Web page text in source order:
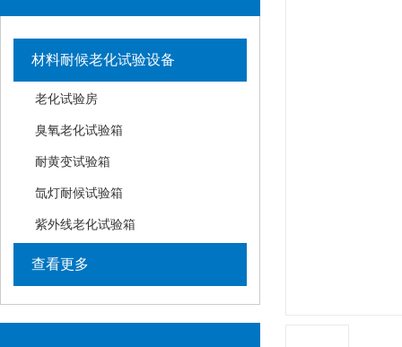
材料耐候老化试验设备
老化试验房
臭氧老化试验箱
耐黄变试验箱
氙灯耐候试验箱
紫外线老化试验箱
查看更多